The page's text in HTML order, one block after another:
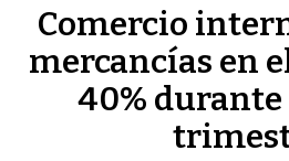
Comercio
mercancías en
40%